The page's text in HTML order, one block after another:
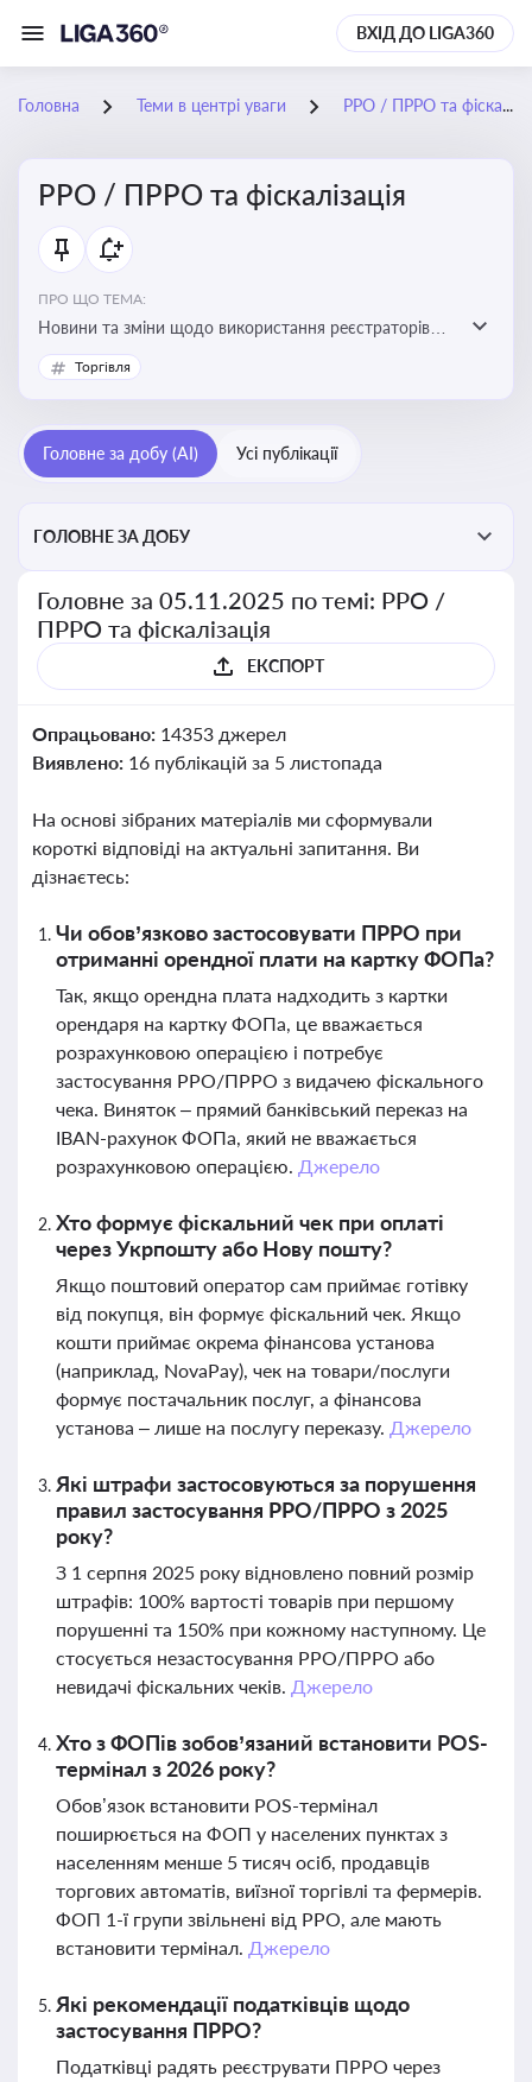
ВХІД ДО LIGA360
Головна Теми в центрі уваги РРО / ПРРО та фіскалізація
РРО / ПРРО та фіскалізація
ПРО ЩО ТЕМА:
Новини та зміни щодо використання реєстраторів
розрахункових операцій, аналіз законодавства про
РРО, позиції ДПС та судів щодо РРО
Торгівля
Головне за добу (AI) Усі публікації
ГОЛОВНЕ ЗА ДОБУ
Головне за 05.11.2025 по темі: РРО /
ПРРО та фіскалізація
ЕКСПОРТ
Опрацьовано: 14353 джерел
Виявлено: 16 публікацій за 5 листопада
На основі зібраних матеріалів ми сформували
короткі відповіді на актуальні запитання. Ви
дізнаєтесь:
Чи обов’язково застосовувати ПРРО при
отриманні орендної плати на картку ФОПа?
Так, якщо орендна плата надходить з картки
орендаря на картку ФОПа, це вважається
розрахунковою операцією і потребує
застосування РРО/ПРРО з видачею фіскального
чека. Виняток – прямий банківський переказ на
IBAN-рахунок ФОПа, який не вважається
розрахунковою операцією. Джерело
Хто формує фіскальний чек при оплаті
через Укрпошту або Нову пошту?
Якщо поштовий оператор сам приймає готівку
від покупця, він формує фіскальний чек. Якщо
кошти приймає окрема фінансова установа
(наприклад, NovaPay), чек на товари/послуги
формує постачальник послуг, а фінансова
установа – лише на послугу переказу. Джерело
Які штрафи застосовуються за порушення
правил застосування РРО/ПРРО з 2025
року?
З 1 серпня 2025 року відновлено повний розмір
штрафів: 100% вартості товарів при першому
порушенні та 150% при кожному наступному. Це
стосується незастосування РРО/ПРРО або
невидачі фіскальних чеків. Джерело
Хто з ФОПів зобов’язаний встановити POS-
термінал з 2026 року?
Обов’язок встановити POS-термінал
поширюється на ФОП у населених пунктах з
населенням менше 5 тисяч осіб, продавців
торгових автоматів, виїзної торгівлі та фермерів.
ФОП 1-ї групи звільнені від РРО, але мають
встановити термінал. Джерело
Які рекомендації податківців щодо
застосування ПРРО?
Податківці радять реєструвати ПРРО через